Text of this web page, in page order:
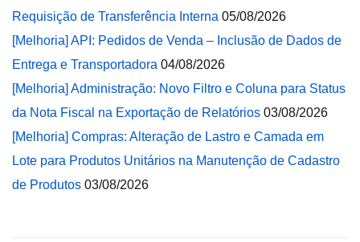
Requisição de Transferência Interna 05/08/2026
[Melhoria] API: Pedidos de Venda – Inclusão de Dados de
Entrega e Transportadora 04/08/2026
[Melhoria] Administração: Novo Filtro e Coluna para Status
da Nota Fiscal na Exportação de Relatórios 03/08/2026
[Melhoria] Compras: Alteração de Lastro e Camada em
Lote para Produtos Unitários na Manutenção de Cadastro
de Produtos 03/08/2026